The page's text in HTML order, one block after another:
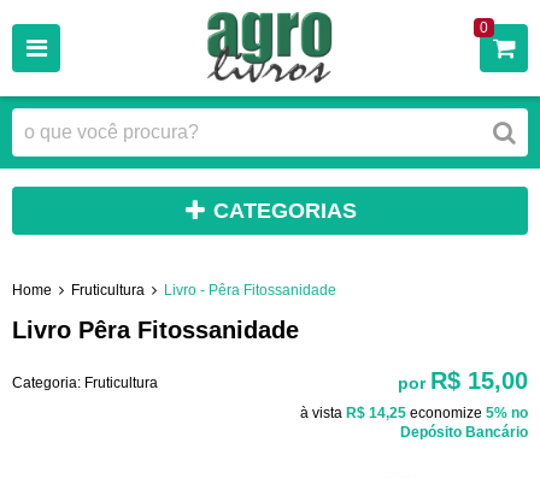
0
CATEGORIAS
Home Fruticultura Livro - Pêra Fitossanidade
Livro Pêra Fitossanidade
Categoria: Fruticultura por R$ 15,00
à vista R$ 14,25 economize 5% no
Depósito Bancário